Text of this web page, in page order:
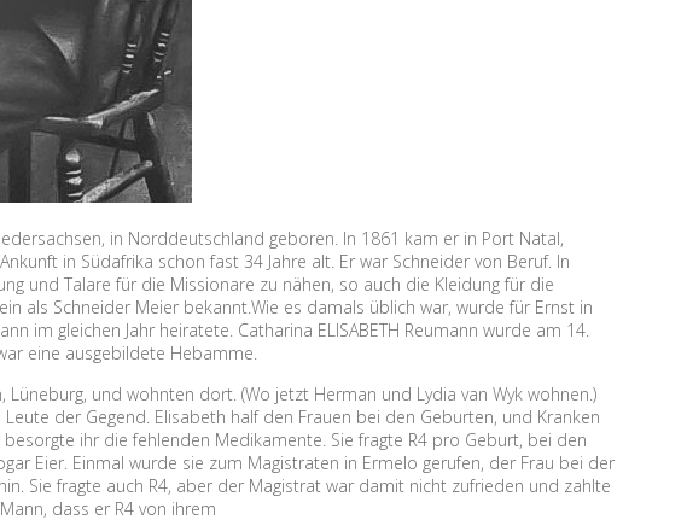
in Norddeutschland geboren. In 1861 kam er in Port Natal,
in Südafrika schon fast 34 Jahre alt. Er war Schneider von Beruf. In
und Talare für die Missionare zu nähen, so auch die Kleidung für die
als Schneider Meier bekannt.Wie es damals üblich war, wurde für Ernst in
im gleichen Jahr heiratete. Catharina ELISABETH Reumann wurde am 14.
eine ausgebildete Hebamme.
und wohnten dort. (Wo jetzt Herman und Lydia van Wyk wohnen.)
der Gegend. Elisabeth half den Frauen bei den Geburten, und Kranken
ihr die fehlenden Medikamente. Sie fragte R4 pro Geburt, bei den
Eier. Einmal wurde sie zum Magistraten in Ermelo gerufen, der Frau bei der
Sie fragte auch R4, aber der Magistrat war damit nicht zufrieden und zahlte
dass er R4 von ihrem